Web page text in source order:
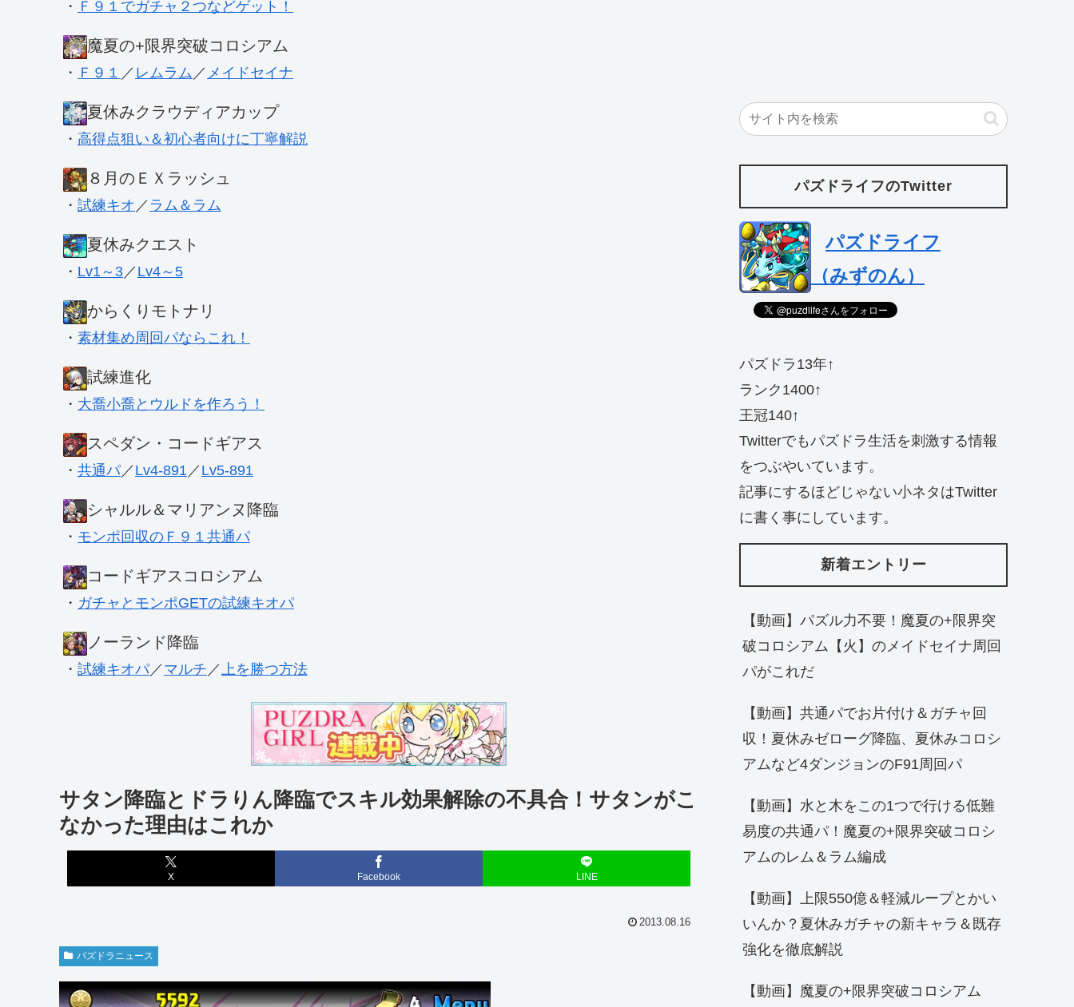
・ Ｆ９１でガチャ２つなどゲット！
魔夏の+限界突破コロシアム
・ Ｆ９１ ／ レムラム ／ メイドセイナ
夏休みクラウディアカップ
・ 高得点狙い＆初心者向けに丁寧解説
８月のＥＸラッシュ
・ 試練キオ ／ ラム＆ラム
夏休みクエスト
・ Lv1～3 ／ Lv4～5
からくりモトナリ
・ 素材集め周回パならこれ！
試練進化
・ 大喬小喬とウルドを作ろう！
スペダン・コードギアス
・ 共通パ／ Lv4-891 ／ Lv5-891
シャルル＆マリアンヌ降臨
・ モンポ回収のＦ９１共通パ
コードギアスコロシアム
・ ガチャとモンポGETの試練キオパ
ノーランド降臨
・ 試練キオパ／ マルチ ／ 上を勝つ方法
サタン降臨とドラりん降臨でスキル効果解除の不具合！サタンがこ
なかった理由はこれか
X Facebook LINE
2013.08.16
パズドラニュース
パズドライフのTwitter
パズドライフ
（みずのん）
パズドラ13年↑
ランク1400↑
王冠140↑
Twitterでもパズドラ生活を刺激する情報
をつぶやいています。
記事にするほどじゃない小ネタはTwitter
に書く事にしています。
新着エントリー
【動画】パズル力不要！魔夏の+限界突
破コロシアム【火】のメイドセイナ周回
パがこれだ
【動画】共通パでお片付け＆ガチャ回
収！夏休みゼローグ降臨、夏休みコロシ
アムなど4ダンジョンのF91周回パ
【動画】水と木をこの1つで行ける低難
易度の共通パ！魔夏の+限界突破コロシ
アムのレム＆ラム編成
【動画】上限550億＆軽減ループとかい
いんか？夏休みガチャの新キャラ＆既存
強化を徹底解説
【動画】魔夏の+限界突破コロシアム